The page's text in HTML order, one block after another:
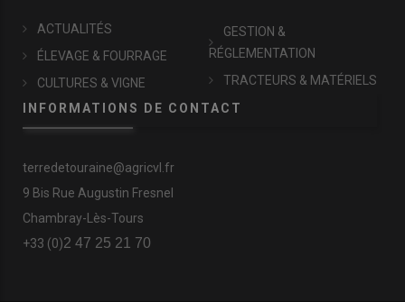
ACTUALITÉS
ÉLEVAGE & FOURRAGE
CULTURES & VIGNE
GESTION &
RÉGLEMENTATION
TRACTEURS & MATÉRIELS
INFORMATIONS DE CONTACT
terredetouraine@agricvl.fr
9 Bis Rue Augustin Fresnel
Chambray-Lès-Tours
+33 (0)2 47 25 21 70